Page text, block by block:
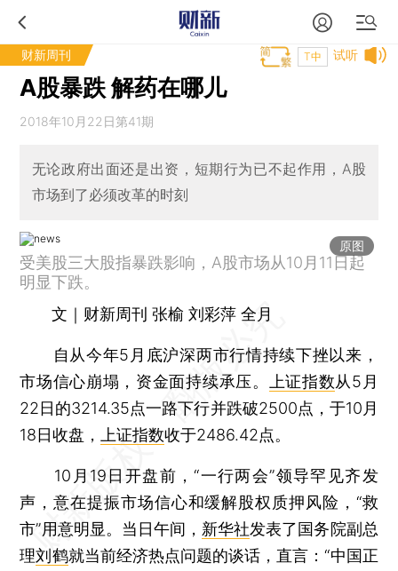
财新周刊 试听
T中
A股暴跌 解药在哪儿
2018年10月22日第41期
无论政府出面还是出资，短期行为已不起作用，A股
市场到了必须改革的时刻
原图
受美股三大股指暴跌影响，A股市场从10月11日起
明显下跌。
文｜财新周刊 张榆 刘彩萍 全月
自从今年5月底沪深两市行情持续下挫以来，
市场信心崩塌，资金面持续承压。
上证指数从5月
22日的3214.35点一路下行并跌破2500点，于10月
18日收盘，
上证指数收于2486.42点。
10月19日开盘前，“一行两会”领导罕见齐发
声，意在提振市场信心和缓解股权质押风险，“救
市”用意明显。当日午间， 新华社发表了国务院副总
理刘鹤就当前经济热点问题的谈话，直言：“中国正